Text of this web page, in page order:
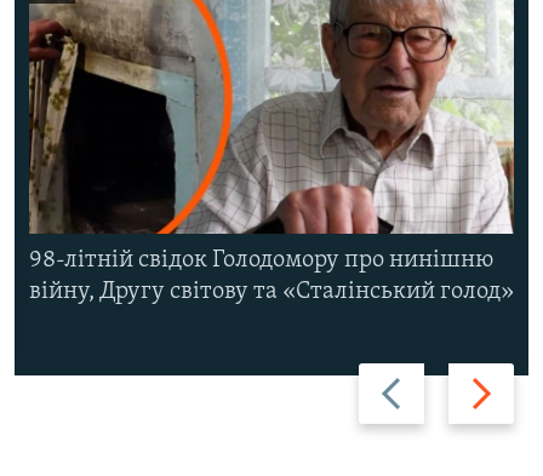
Назад Вперед
98-літній свідок Голодомору про нинішню
війну, Другу світову та «Сталінський голод»